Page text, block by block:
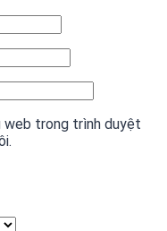
web trong trình duyệt